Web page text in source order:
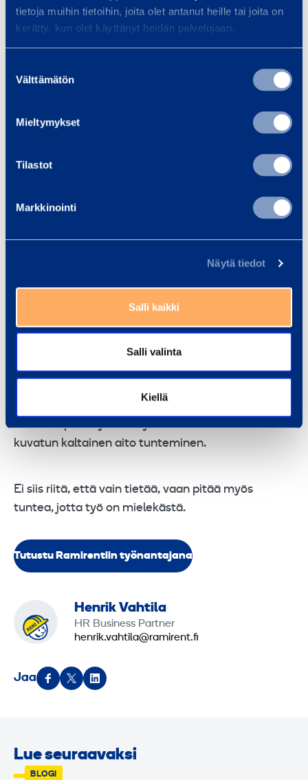
tietoja muihin tietoihin, joita olet antanut heille tai joita on
kerätty, kun olet käyttänyt heidän palvelujaan.
valinta
Välttämätön
Mieltymykset
Tilastot
Markkinointi
Näytä tiedot
Salli kaikki
Salli valinta
Kiellä
vastuulla.
kuka tahansa muu uusi työntekijä) tietynlainen
minikokoinen kehityskeskustelu, jossa käydään läpi
työnkuvaa ja työnhakijan esille tuomia
ominaisuuksia sekä löytämään sitä kautta
tutustua puolin ja toisin ja mahdollistaa aiemmin
kuvatun kaltainen aito tunteminen.
Ei siis riitä, että vain tietää, vaan pitää myös
tuntea, jotta työ on mielekästä.
Tutustu Ramirentiin työnantajana
Henrik Vahtila
HR Business Partner
henrik.vahtila@ramirent.fi
Jaa
Lue seuraavaksi
BLOGI